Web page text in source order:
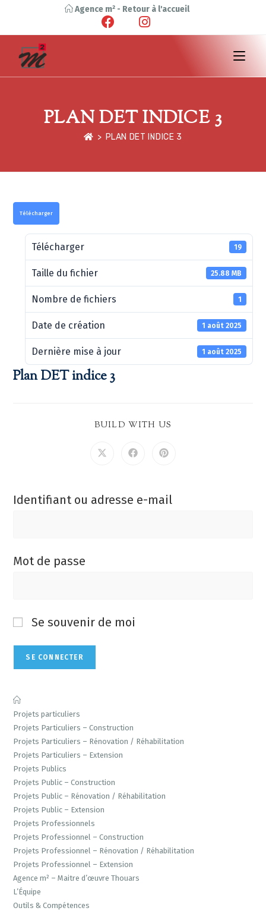
Agence m² - Retour à l'accueil
PLAN DET INDICE 3
> PLAN DET INDICE 3
Télécharger
Télécharger 19
Taille du fichier 25.88 MB
Nombre de fichiers 1
Date de création 1 août 2025
Dernière mise à jour 1 août 2025
Plan DET indice 3
BUILD WITH US
Identifiant ou adresse e-mail
Mot de passe
Se souvenir de moi
Projets particuliers
Projets Particuliers – Construction
Projets Particuliers – Rénovation / Réhabilitation
Projets Particuliers – Extension
Projets Publics
Projets Public – Construction
Projets Public – Rénovation / Réhabilitation
Projets Public – Extension
Projets Professionnels
Projets Professionnel – Construction
Projets Professionnel – Rénovation / Réhabilitation
Projets Professionnel – Extension
Agence m² – Maitre d’œuvre Thouars
L’Équipe
Outils & Compétences